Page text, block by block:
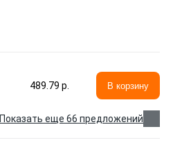
489.79 p. В корзину
Показать еще 66 предложений